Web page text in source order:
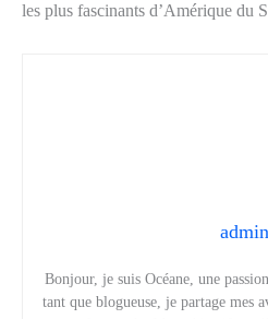
les plus fascinants d’Amérique du
admin
Bonjour, je suis Océane, une
tant que blogueuse, je partage mes